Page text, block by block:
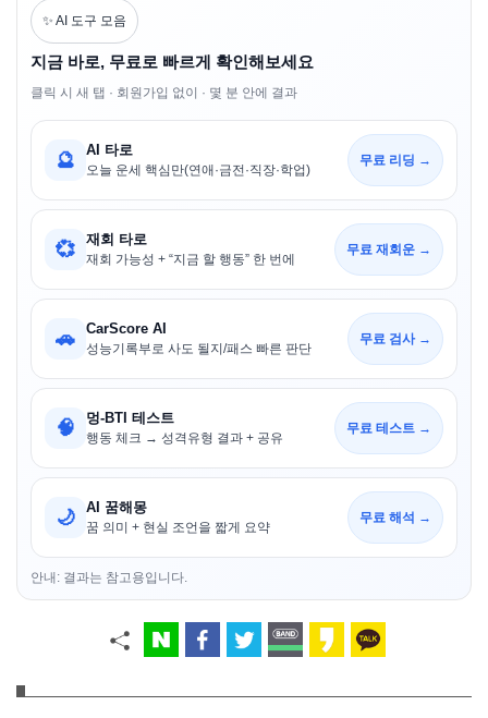
✨ AI 도구 모음
지금 바로, 무료로 빠르게 확인해보세요
클릭 시 새 탭 · 회원가입 없이 · 몇 분 안에 결과
🔮 AI 타로
오늘 운세 핵심만(연애·금전·직장·학업)
무료 리딩 →
💞 재회 타로
재회 가능성 + “지금 할 행동” 한 번에
무료 재회운 →
🚗 CarScore AI
성능기록부로 사도 될지/패스 빠른 판단
무료 검사 →
🧠 멍-BTI 테스트
행동 체크 → 성격유형 결과 + 공유
무료 테스트 →
🌙 AI 꿈해몽
꿈 의미 + 현실 조언을 짧게 요약
무료 해석 →
안내: 결과는 참고용입니다.